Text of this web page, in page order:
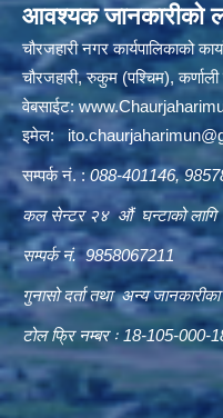
आवश्यक जानकारीको
चौरजहारी नगर कार्यपालिकाको
चौरजहारी, रुकुम (पश्चिम),
वेबसाईट:
इमेल: ito.chaurjaharimun@
सम्पर्क नं. :088-401146,
कल सेन्टर २४ औं घन्टाको लागि
सम्पर्क नं. 9858067211
गुनासो दर्ता तथा अन्य
टोल फ्रि नम्बर ः 18-105-000-